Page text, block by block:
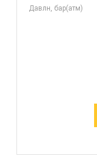
Давлн, бар(атм)